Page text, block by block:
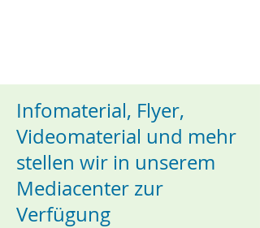
Infomaterial, Flyer,
Videomaterial und mehr
stellen wir in unserem
Mediacenter zur
Verfügung